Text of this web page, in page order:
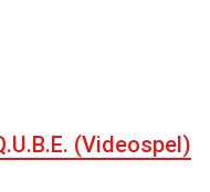
(Videospel)